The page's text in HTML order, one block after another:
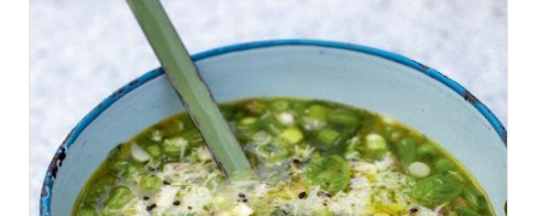
INLOGGEN
AANMELDEN
HOME
RECEPTEN
WEEKMENU'S